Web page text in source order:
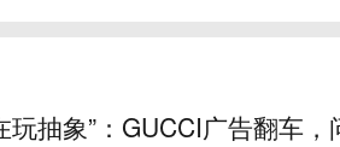
玩抽象”：GUCCI广告翻车，